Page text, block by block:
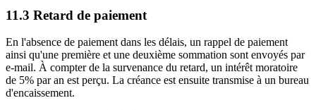
11.3 Retard de paiement
En l'absence de paiement dans les délais, un rappel de paiement
ainsi qu'une première et une deuxième sommation sont envoyés par
e-mail. À compter de la survenance du retard, un intérêt moratoire
de 5% par an est perçu. La créance est ensuite transmise à un bureau
d'encaissement.